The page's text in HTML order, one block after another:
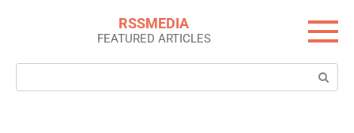
RSSMEDIA
FEATURED ARTICLES
Search: